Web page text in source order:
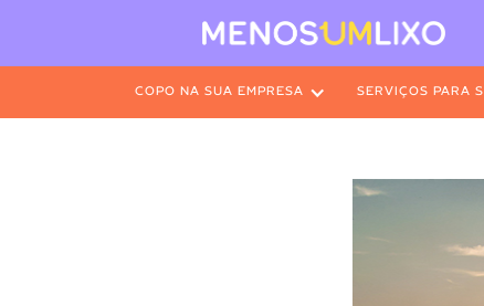
COPO NA SUA EMPRESA SERVIÇOS PARA